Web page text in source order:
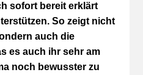
sofort bereit erklärt
So zeigt nicht
auch die
es auch ihr sehr am
noch bewusster zu